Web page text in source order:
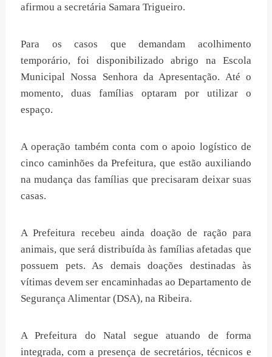
afirmou a secretária Samara Trigueiro.
Para os casos que demandam acolhimento
temporário, foi disponibilizado abrigo na Escola
Municipal Nossa Senhora da Apresentação. Até o
momento, duas famílias optaram por utilizar o
espaço.
A operação também conta com o apoio logístico de
cinco caminhões da Prefeitura, que estão auxiliando
na mudança das famílias que precisaram deixar suas
casas.
A Prefeitura recebeu ainda doação de ração para
animais, que será distribuída às famílias afetadas que
possuem pets. As demais doações destinadas às
vítimas devem ser encaminhadas ao Departamento de
Segurança Alimentar (DSA), na Ribeira.
A Prefeitura do Natal segue atuando de forma
integrada, com a presença de secretários, técnicos e